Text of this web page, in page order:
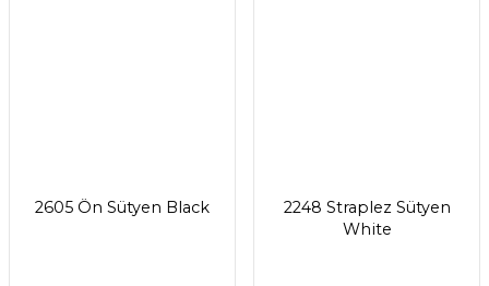
2605 Ön Sütyen Black
2248 Straplez Sütyen
White